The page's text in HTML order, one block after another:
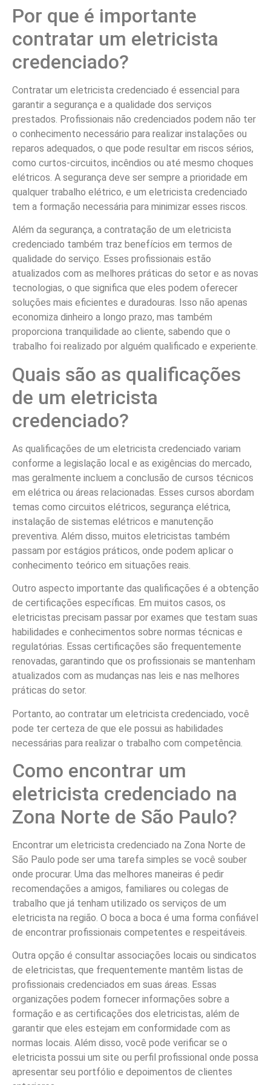
Por que é importante
contratar um eletricista
credenciado?
Contratar um eletricista credenciado é essencial para
garantir a segurança e a qualidade dos serviços
prestados. Profissionais não credenciados podem não ter
o conhecimento necessário para realizar instalações ou
reparos adequados, o que pode resultar em riscos sérios,
como curtos-circuitos, incêndios ou até mesmo choques
elétricos. A segurança deve ser sempre a prioridade em
qualquer trabalho elétrico, e um eletricista credenciado
tem a formação necessária para minimizar esses riscos.
Além da segurança, a contratação de um eletricista
credenciado também traz benefícios em termos de
qualidade do serviço. Esses profissionais estão
atualizados com as melhores práticas do setor e as novas
tecnologias, o que significa que eles podem oferecer
soluções mais eficientes e duradouras. Isso não apenas
economiza dinheiro a longo prazo, mas também
proporciona tranquilidade ao cliente, sabendo que o
trabalho foi realizado por alguém qualificado e experiente.
Quais são as qualificações
de um eletricista
credenciado?
As qualificações de um eletricista credenciado variam
conforme a legislação local e as exigências do mercado,
mas geralmente incluem a conclusão de cursos técnicos
em elétrica ou áreas relacionadas. Esses cursos abordam
temas como circuitos elétricos, segurança elétrica,
instalação de sistemas elétricos e manutenção
preventiva. Além disso, muitos eletricistas também
passam por estágios práticos, onde podem aplicar o
conhecimento teórico em situações reais.
Outro aspecto importante das qualificações é a obtenção
de certificações específicas. Em muitos casos, os
eletricistas precisam passar por exames que testam suas
habilidades e conhecimentos sobre normas técnicas e
regulatórias. Essas certificações são frequentemente
renovadas, garantindo que os profissionais se mantenham
atualizados com as mudanças nas leis e nas melhores
práticas do setor.
Portanto, ao contratar um eletricista credenciado, você
pode ter certeza de que ele possui as habilidades
necessárias para realizar o trabalho com competência.
Como encontrar um
eletricista credenciado na
Zona Norte de São Paulo?
Encontrar um eletricista credenciado na Zona Norte de
São Paulo pode ser uma tarefa simples se você souber
onde procurar. Uma das melhores maneiras é pedir
recomendações a amigos, familiares ou colegas de
trabalho que já tenham utilizado os serviços de um
eletricista na região. O boca a boca é uma forma confiável
de encontrar profissionais competentes e respeitáveis.
Outra opção é consultar associações locais ou sindicatos
de eletricistas, que frequentemente mantêm listas de
profissionais credenciados em suas áreas. Essas
organizações podem fornecer informações sobre a
formação e as certificações dos eletricistas, além de
garantir que eles estejam em conformidade com as
normas locais. Além disso, você pode verificar se o
eletricista possui um site ou perfil profissional onde possa
apresentar seu portfólio e depoimentos de clientes